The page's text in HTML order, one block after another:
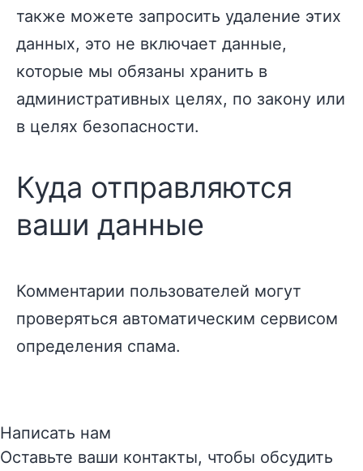
также можете запросить удаление этих
данных, это не включает данные,
которые мы обязаны хранить в
административных целях, по закону или
в целях безопасности.
Куда отправляются
ваши данные
Комментарии пользователей могут
проверяться автоматическим сервисом
определения спама.
Написать нам
Оставьте ваши контакты, чтобы обсудить